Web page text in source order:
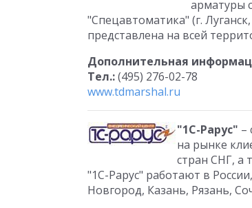
арматуры
"Спецавтоматика" (г.
представлена на всей
Дополнительная
Тел.:(495) 276-02-78
www.tdmarshal.ru
"1С-Рарус" –
на рынке
стран СНГ, а
"1С-Рарус" работают в
Новгород, Казань, Рязань,